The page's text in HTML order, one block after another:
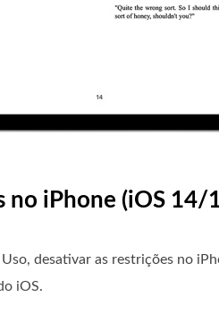
no iPhone (iOS
desativar as restrições no
iOS.